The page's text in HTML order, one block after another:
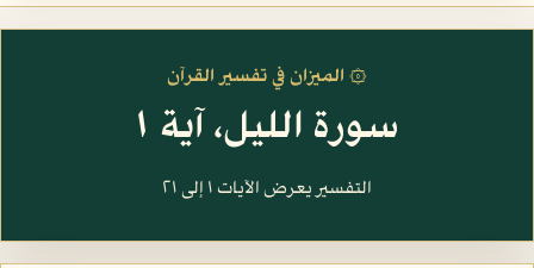
۞ الميزان في تفسير القرآن
سورة الليل، آية ١
التفسير يعرض الآيات ١ إلى ٢١